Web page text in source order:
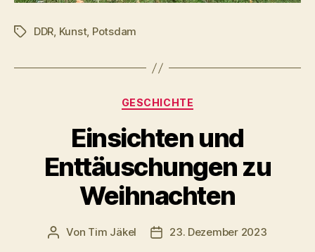
Schlagwörter
DDR, Kunst, Potsdam
Kategorien
GESCHICHTE
Einsichten und
Enttäuschungen zu
Weihnachten
Beitragsautor
Von Tim Jäkel Veröffentlichungsdatum
23. Dezember 2023